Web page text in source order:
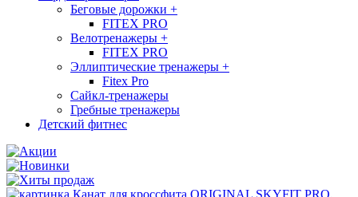
Беговые дорожки +
FITEX PRO
Велотренажеры +
FITEX PRO
Эллиптические тренажеры +
Fitex Pro
Сайкл-тренажеры
Гребные тренажеры
Детский фитнес